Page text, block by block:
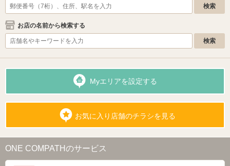
お店の名前から検索する
Myエリアを設定する
お気に入り店舗のチラシを見る
ONE COMPATHのサービス